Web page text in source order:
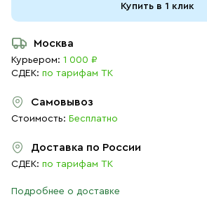
Купить в 1 клик
Москва
Курьером: 1 000 ₽
СДЕК: по тарифам ТК
Самовывоз
Стоимость: Бесплатно
Доставка по России
СДЕК: по тарифам ТК
Подробнее о доставке